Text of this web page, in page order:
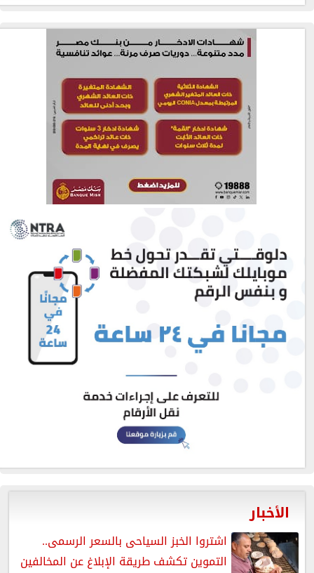
الأخبار
اشتروا الخبز السياحى بالسعر الرسمى..
التموين تكشف طريقة الإبلاغ عن المخالفين